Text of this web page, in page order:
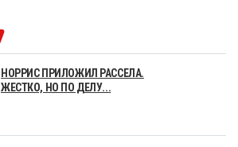
НОРРИС ПРИЛОЖИЛ РАССЕЛА.
ЖЕСТКО, НО ПО ДЕЛУ...